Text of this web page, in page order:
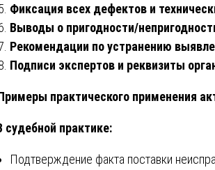
Фиксация всех дефектов и
Выводы о пригодности/
Рекомендации по устранению
Подписи экспертов и реквизиты
практического применения
практике:
Подтверждение факта поставки